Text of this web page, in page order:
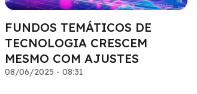
FUNDOS TEMÁTICOS DE
TECNOLOGIA CRESCEM
MESMO COM AJUSTES
08/06/2025 - 08:31